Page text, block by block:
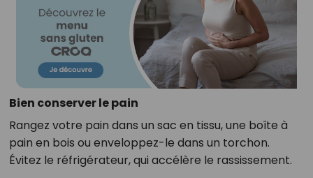
Bien conserver le pain
Rangez votre pain dans un sac en tissu, une boîte à
pain en bois ou enveloppez-le dans un torchon.
Évitez le réfrigérateur, qui accélère le rassissement.